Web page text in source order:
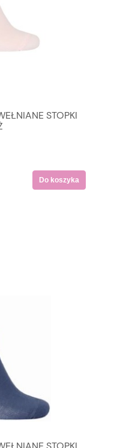
STOPKI
Do koszyka